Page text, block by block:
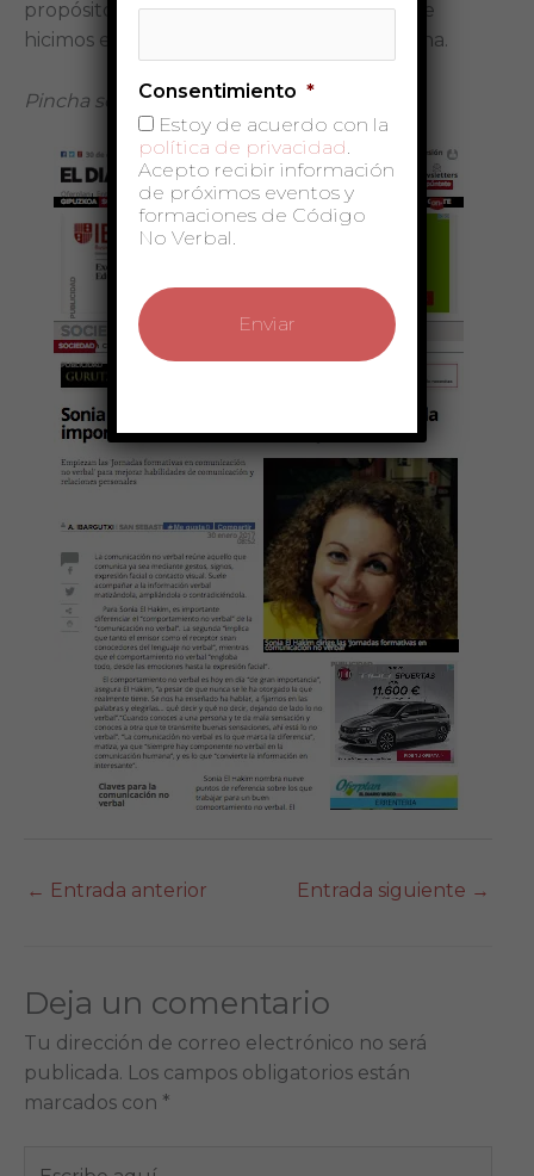
propósito de las jornadas de formación que
hicimos en San Sebastián este fin de semana.
Pincha sobre la foto para leer el artículo.
← Entrada anterior Entrada siguiente →
Deja un comentario
Tu dirección de correo electrónico no será
publicada. Los campos obligatorios están
marcados con *
Consentimiento *
Estoy de acuerdo con la
política de privacidad
Acepto recibir información
de próximos eventos y
formaciones de Código
No Verbal.